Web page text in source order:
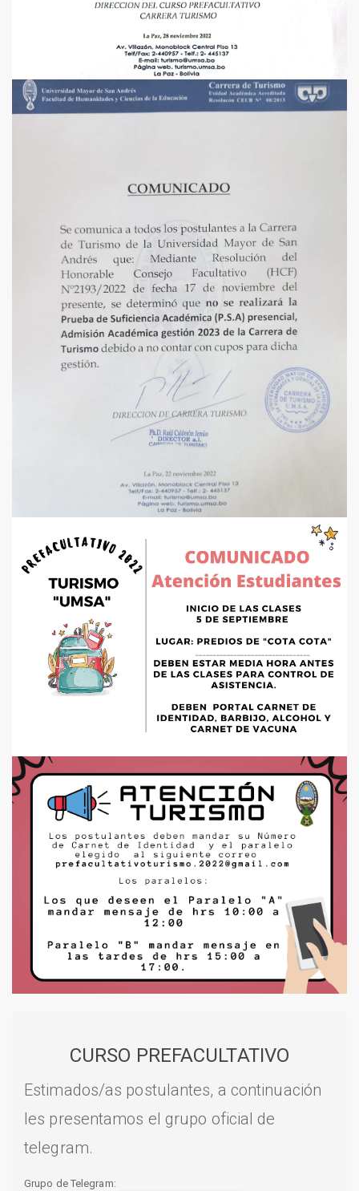
CURSO PREFACULTATIVO
Estimados/as postulantes, a continuación
les presentamos el grupo oficial de
telegram.
Grupo de Telegram: